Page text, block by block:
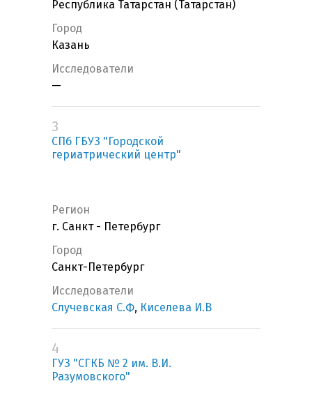
Республика Татарстан (Татарстан)
Город
Казань
Исследователи
—
3
СПб ГБУЗ "Городской
гериатрический центр"
Регион
г. Санкт - Петербург
Город
Санкт-Петербург
Исследователи
Случевская С.Ф, Киселева И.В
4
ГУЗ "СГКБ № 2 им. В.И.
Разумовского"